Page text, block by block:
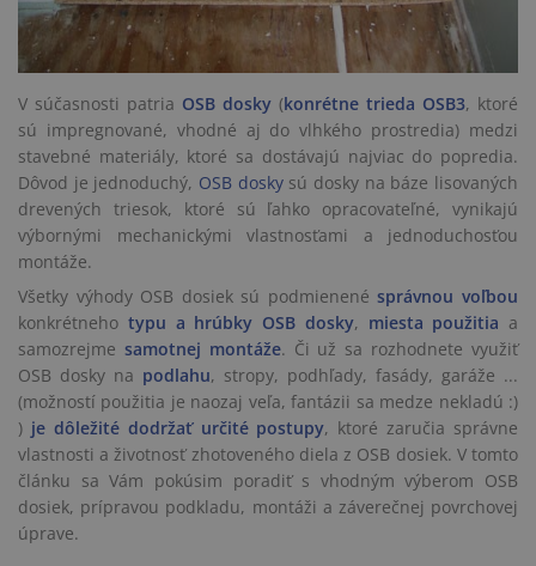
V súčasnosti patria OSB dosky (konrétne trieda OSB3, ktoré
sú impregnované, vhodné aj do vlhkého prostredia) medzi
stavebné materiály, ktoré sa dostávajú najviac do popredia.
Dôvod je jednoduchý, OSB doskysú dosky na báze lisovaných
drevených triesok, ktoré sú ľahko opracovateľné, vynikajú
výbornými mechanickými vlastnosťami a jednoduchosťou
montáže.
Všetky výhody OSB dosiek sú podmienenésprávnou voľbou
konkrétneho typu a hrúbky OSB dosky, miesta použitia a
samozrejme samotnej montáže. Či už sa rozhodnete využiť
OSB dosky na podlahu, stropy, podhľady, fasády, garáže ...
(možností použitia je naozaj veľa, fantázii sa medze nekladú :)
) je dôležité dodržať určité postupy, ktoré zaručia správne
vlastnosti a životnosť zhotoveného diela z OSB dosiek. V tomto
článku sa Vám pokúsim poradiť s vhodným výberom OSB
dosiek, prípravou podkladu, montáži a záverečnej povrchovej
úprave.